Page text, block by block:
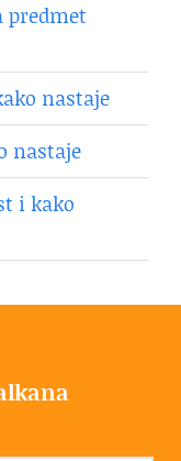
predmet
nastaje
nastaje
i kako